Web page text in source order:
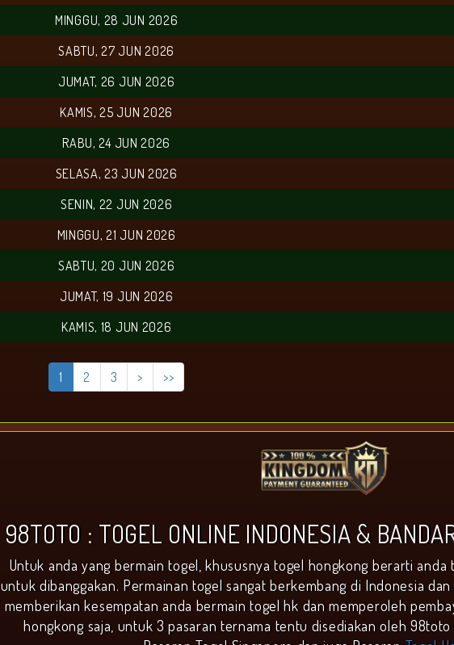
MINGGU, 28 JUN 2026
SABTU, 27 JUN 2026
JUMAT, 26 JUN 2026
KAMIS, 25 JUN 2026
RABU, 24 JUN 2026
SELASA, 23 JUN 2026
SENIN, 22 JUN 2026
MINGGU, 21 JUN 2026
SABTU, 20 JUN 2026
JUMAT, 19 JUN 2026
KAMIS, 18 JUN 2026
1 2 3 > >>
98TOTO : TOGEL ONLINE INDONESIA &
Untuk anda yang bermain togel, khususnya togel hongkong berarti
untuk dibanggakan. Permainan togel sangat berkembang di Indonesia
memberikan kesempatan anda bermain togel hk dan memperoleh
hongkong saja, untuk 3 pasaran ternama tentu disediakan oleh 98toto